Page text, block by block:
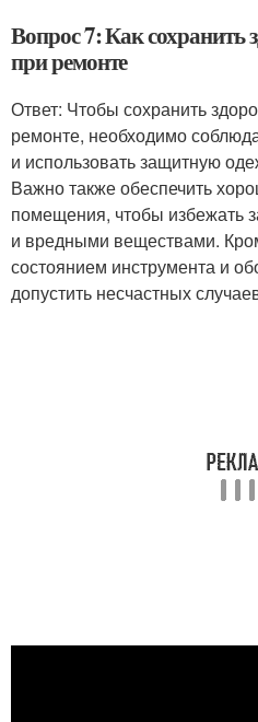
Вопрос 7: Как сохранить
при ремонте
Ответ: Чтобы сохранить
ремонте, необходимо
и использовать защитную
Важно также обеспечить
помещения, чтобы избежать
и вредными веществами.
состоянием инструмента и
допустить несчастных